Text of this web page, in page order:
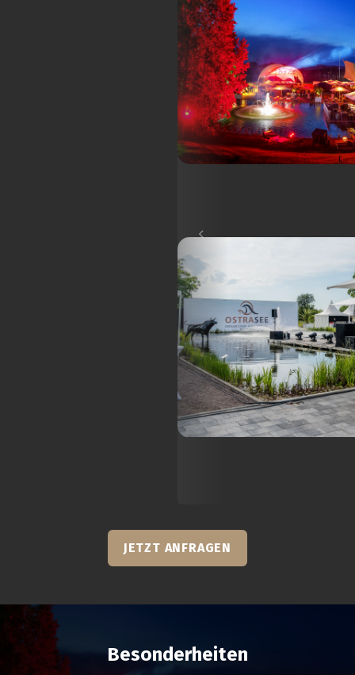
JETZT ANFRAGEN
Besonderheiten